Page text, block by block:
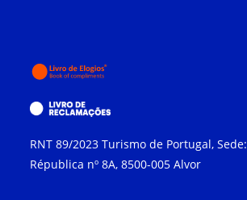
RNT 89/2023Turismo de Portugal,Sede:
Républica nº 8A, 8500-005Alvor